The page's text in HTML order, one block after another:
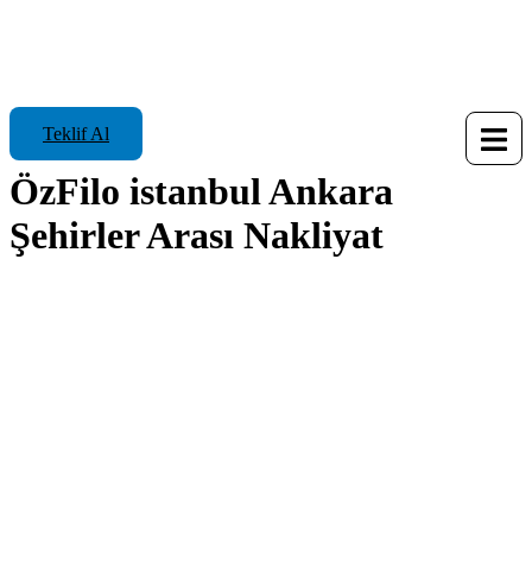
Teklif Al
ÖzFilo istanbul Ankara
Şehirler Arası Nakliyat